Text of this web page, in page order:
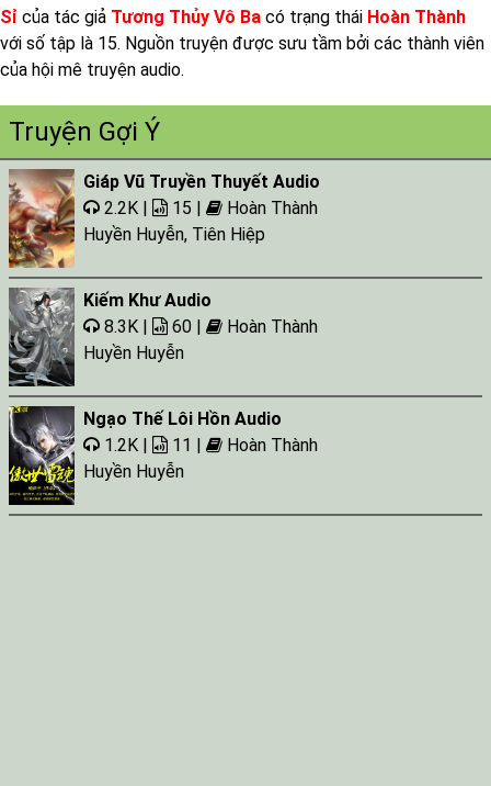
Sỉ của tác giả Tương Thủy Vô Ba có trạng thái Hoàn Thành
với số tập là 15. Nguồn truyện được sưu tầm bởi các thành viên
của hội mê truyện audio.
Truyện Gợi Ý
Giáp Vũ Truyền Thuyết Audio
2.2K |
15 |
Hoàn Thành
Huyền Huyễn, Tiên Hiệp
Kiếm Khư Audio
8.3K |
60 |
Hoàn Thành
Huyền Huyễn
Ngạo Thế Lôi Hồn Audio
1.2K |
11 |
Hoàn Thành
Huyền Huyễn